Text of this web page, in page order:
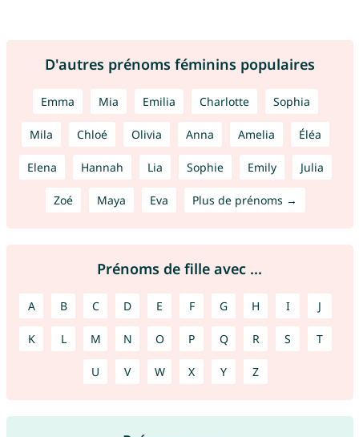
D'autres prénoms féminins populaires
Emma Mia Emilia Charlotte Sophia
Mila Chloé Olivia Anna Amelia Éléa
Elena Hannah Lia Sophie Emily Julia
Zoé Maya Eva Plus de prénoms →
Prénoms de fille avec ...
A B C D E F G H I J
K L M N O P Q R S T
U V W X Y Z